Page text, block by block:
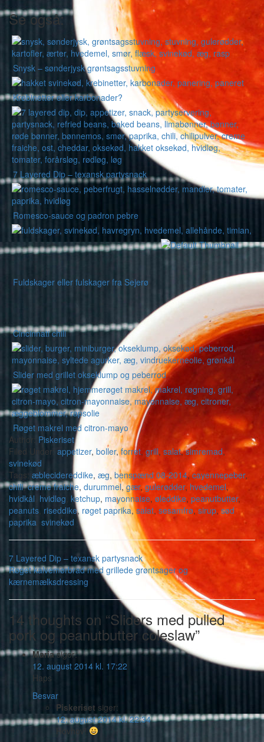
Se også:
Snysk – sønderjysk grøntsagsstuvning
Krebinetter eller karbonader?
7 Layered Dip – texansk partysnack
Romesco-sauce og padron pebre
Fuldskager eller fulskager fra Sejerø
Cincinnati chili
Slider med grillet okseklump og peberrod
Røget makrel med citron-mayo
Author: Piskeriset
Filed Under: appetizer, boller,forret, grill, salat,simremad,
svinekød
Tags: æblecidereddike, æg,benspænd 08-2014,cayennepeber,
chili,creme fraiche, durummel,gær,gulerødder, hvedemel,
hvidkål hvidløg ketchup, mayonnaise, øleddike, peanutbutter,
peanuts, riseddike, røget paprika,salat, sesamfrø, sirup, sød
paprika svinekød
7 Layered Dip – texansk partysnack
Røget kalvemørbrad med grillede grøntsager og
kærnemælksdressing
14 thoughts on “Sliders med pulled
pork og peanutbutter coleslaw”
Maria siger:
12. august 2014 kl. 17:22
Haps
Besvar
Piskeriset siger:
12. august 2014 kl. 22:34
Hovhov!